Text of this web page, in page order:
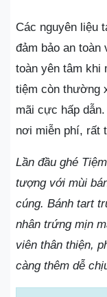
Các nguyên liệu
đảm bảo an toàn
toàn yên tâm khi
tiệm còn thường
mãi cực hấp
nơi miễn phí, rất
Lần đầu ghé
tượng với mùi
cúng. Bánh tart
nhân trứng mịn
viên thân thiện,
càng thêm dễ